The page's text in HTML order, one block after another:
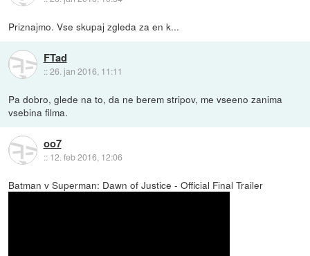
Priznajmo. Vse skupaj zgleda za en k...
FTad
::26. jan 2016, 11:11
Pa dobro, glede na to, da ne berem stripov, me vseeno zanima
vsebina filma.
oo7
:: 12. feb 2016, 12:06
Batman v Superman: Dawn of Justice - Official Final Trailer